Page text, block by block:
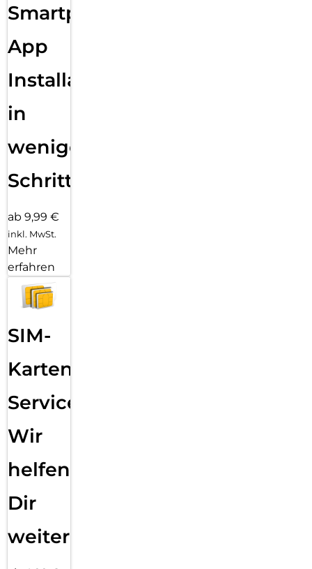
Smartphone
App
Installation
in
wenigen
Schritten
ab 9,99 €
inkl. MwSt.
Mehr
erfahren
SIM-
Karten
Service:
Wir
helfen
Dir
weiter